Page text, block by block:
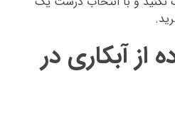
از آبکاری در